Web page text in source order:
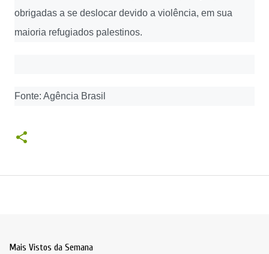
obrigadas a se deslocar devido a violência, em sua
maioria refugiados palestinos.
Fonte: Agência Brasil
Mais Vistos da Semana